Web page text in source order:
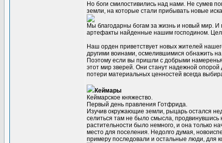
Но боги смилостивились над нами. Не сумев
земли, на которые стали прибывать новые
Мы благодарны богам за жизнь и новый мир.
артефакты найденные нашим господином.
Наш орден приветствует новых жителей
другими воинами, осмелившимися обнажить
Поэтому если вы пришли с добрыми
этот мир зверей. Они станут надежной
потери материальных ценностей всегда
Кеймары
Кеймарское княжество.
Первый день правления Готфрида.
Изучив окружающие земли, рыцарь остался
селиться там не было смысла, продвинувшись
растительности было немного, и она только
место для поселения. Недолго думая,
примеру последовали и остальные люди, для